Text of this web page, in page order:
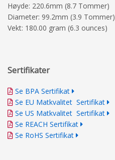
Høyde: 220.6mm (8.7 Tommer)
Diameter: 99.2mm (3.9 Tommer)
Vekt: 180.00 gram (6.3 ounces)
Sertifikater
Se BPA Sertifikat
Se EU Matkvalitet Sertifikat
Se US Matkvalitet Sertifikat
Se REACH Sertifikat
Se RoHS Sertifikat